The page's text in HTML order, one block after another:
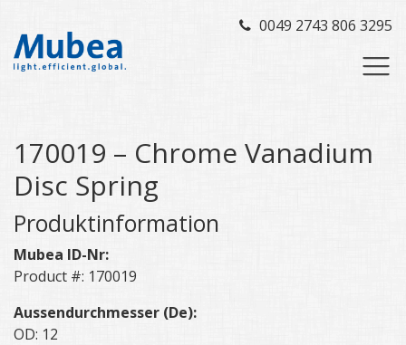
0049 2743 806 3295
170019 – Chrome Vanadium
Disc Spring
Produktinformation
Mubea ID-Nr:
Product #: 170019
Aussendurchmesser (De):
OD: 12